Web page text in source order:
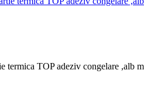
termica TOP adeziv congelare ,alb